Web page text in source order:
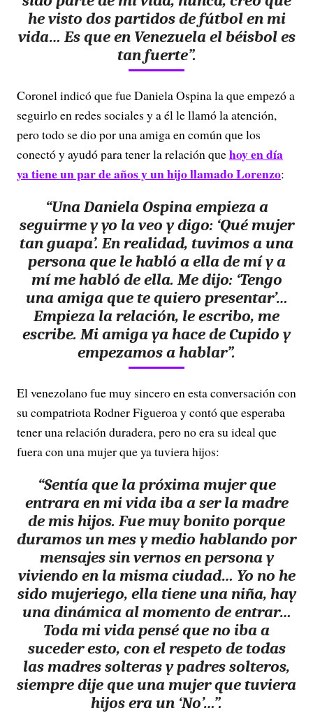
he visto dos partidos de fútbol en mi
vida… Es que en Venezuela el béisbol es
tan fuerte”.
Coronel indicó que fue Daniela Ospina la que empezó a
seguirlo en redes sociales y a él le llamó la atención,
pero todo se dio por una amiga en común que los
conectó y ayudó para tener la relación quehoy en día
ya tiene un par de años y un hijo llamado Lorenzo:
“Una Daniela Ospina empieza a
seguirme y yo la veo y digo: ‘Qué mujer
tan guapa’. En realidad, tuvimos a una
persona que le habló a ella de mí y a
mí me habló de ella. Me dijo: ‘Tengo
una amiga que te quiero presentar’…
Empieza la relación, le escribo, me
escribe. Mi amiga ya hace de Cupido y
empezamos a hablar”.
El venezolano fue muy sincero en esta conversación con
su compatriota Rodner Figueroa y contó que esperaba
tener una relación duradera, pero no era su ideal que
fuera con una mujer que ya tuviera hijos:
“Sentía que la próxima mujer que
entrara en mi vida iba a ser la madre
de mis hijos. Fue muy bonito porque
duramos un mes y medio hablando por
mensajes sin vernos en persona y
viviendo en la misma ciudad… Yo no he
sido mujeriego, ella tiene una niña, hay
una dinámica al momento de entrar…
Toda mi vida pensé que no iba a
suceder esto, con el respeto de todas
las madres solteras y padres solteros,
siempre dije que una mujer que tuviera
hijos era un ‘No’…”.